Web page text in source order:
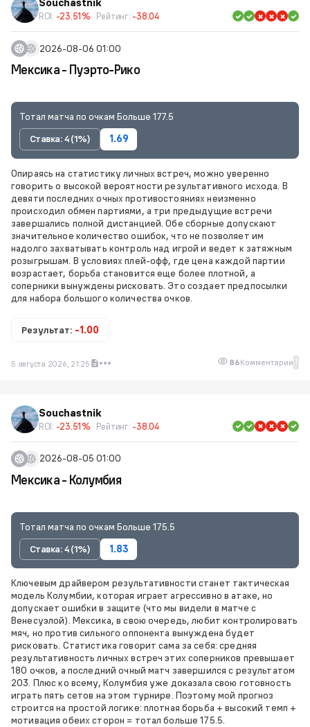
ROI: -23.51% Рейтинг: -38.04
2026-08-06 01:00
Мексика - Пуэрто-Рико
Тотал матча по очкам Больше 177.5
Ставка: 4 (1%)
1.69
Опираясь на статистику личных встреч, можно уверенно
говорить о высокой вероятности результативного исхода. В
девяти последних очных противостояниях неизменно
происходил обмен партиями, а три предыдущие встречи
завершались полной дистанцией. Обе сборные допускают
значительное количество ошибок, что не позволяет им
надолго захватывать контроль над игрой и ведет к затяжным
розыгрышам. В условиях плей-офф, где цена каждой партии
возрастает, борьба становится еще более плотной, а
соперники вынуждены рисковать. Это создает предпосылки
для набора большого количества очков.
Результат: -1.00
5 августа 2026, 21:25 86Комментарии 1
Souchastnik
ROI: -23.51% Рейтинг: -38.04
2026-08-05 01:00
Мексика - Колумбия
Тотал матча по очкам Больше 175.5
Ставка: 4 (1%)
1.83
Ключевым драйвером результативности станет тактическая
модель Колумбии, которая играет агрессивно в атаке, но
допускает ошибки в защите (что мы видели в матче с
Венесуэлой). Мексика, в свою очередь, любит контролировать
мяч, но против сильного оппонента вынуждена будет
рисковать. Статистика говорит сама за себя: средняя
результативность личных встреч этих соперников превышает
180 очков, а последний очный матч завершился с результатом
203. Плюс ко всему, Колумбия уже доказала свою готовность
играть пять сетов на этом турнире. Поэтому мой прогноз
строится на простой логике: плотная борьба + высокий темп +
мотивация обеих сторон = тотал больше 175.5.